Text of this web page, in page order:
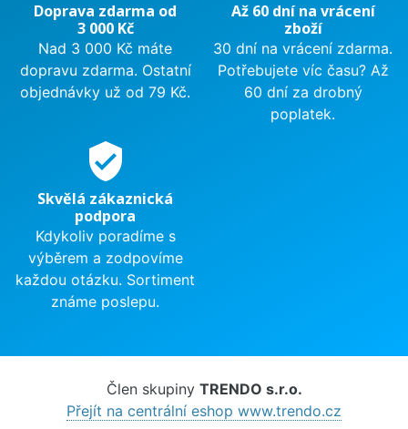
Doprava zdarma od
3 000 Kč
Nad 3 000 Kč máte
dopravu zdarma. Ostatní
objednávky už od 79 Kč.
Až 60 dní na vrácení
zboží
30 dní na vrácení zdarma.
Potřebujete víc času? Až
60 dní za drobný
poplatek.
verified_user
Skvělá zákaznická
podpora
Kdykoliv poradíme s
výběrem a zodpovíme
každou otázku. Sortiment
známe poslepu.
Člen skupiny TRENDO s.r.o.
Přejít na centrální eshop www.trendo.cz